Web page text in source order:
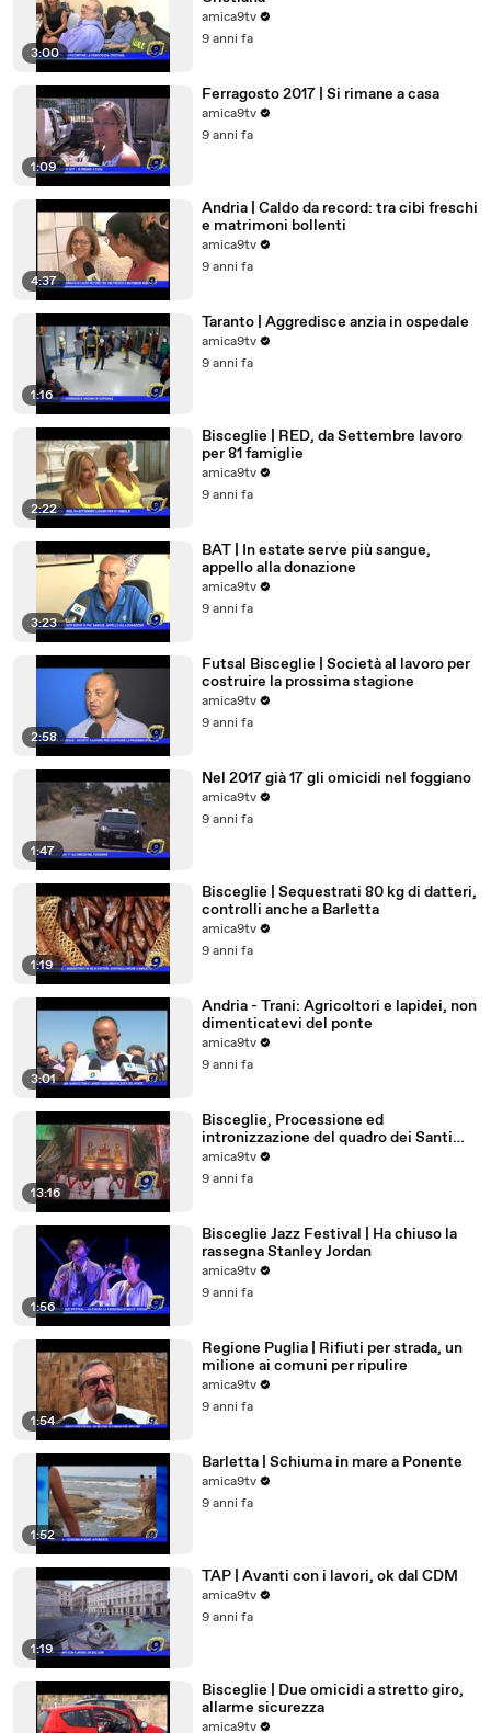
3:00
amica9tv
9 anni fa
1:09
Ferragosto 2017 | Si rimane a casa
amica9tv
9 anni fa
4:37
Andria | Caldo da record: tra cibi freschi
e matrimoni bollenti
amica9tv
9 anni fa
1:16
Taranto | Aggredisce anzia in ospedale
amica9tv
9 anni fa
2:22
Bisceglie | RED, da Settembre lavoro
per 81 famiglie
amica9tv
9 anni fa
3:23
BAT | In estate serve più sangue,
appello alla donazione
amica9tv
9 anni fa
2:58
Futsal Bisceglie | Società al lavoro per
costruire la prossima stagione
amica9tv
9 anni fa
1:47
Nel 2017 già 17 gli omicidi nel foggiano
amica9tv
9 anni fa
1:19
Bisceglie | Sequestrati 80 kg di datteri,
controlli anche a Barletta
amica9tv
9 anni fa
3:01
Andria - Trani: Agricoltori e lapidei, non
dimenticatevi del ponte
amica9tv
9 anni fa
13:16
Bisceglie, Processione ed
intronizzazione del quadro dei Santi
Martiri
amica9tv
9 anni fa
1:56
Bisceglie Jazz Festival | Ha chiuso la
rassegna Stanley Jordan
amica9tv
9 anni fa
1:54
Regione Puglia | Rifiuti per strada, un
milione ai comuni per ripulire
amica9tv
9 anni fa
1:52
Barletta | Schiuma in mare a Ponente
amica9tv
9 anni fa
1:19
TAP | Avanti con i lavori, ok dal CDM
amica9tv
9 anni fa
Bisceglie | Due omicidi a stretto giro,
allarme sicurezza
amica9tv